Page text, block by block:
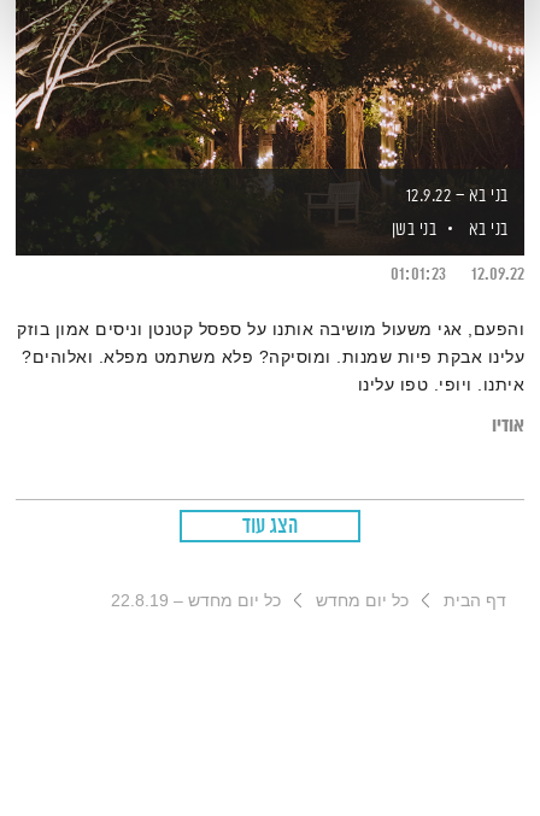
בני בא – 12.9.22
בני בא
בני בשן
12.09.22
01:01:23
‎והפעם, אגי משעול מושיבה אותנו על ספסל קטנטן וניסים אמון בוזק
עלינו אבקת פיות שמנות. ומוסיקה? פלא משתמט מפלא. ואלוהים?
איתנו. ויופי. טפו עלינו
אודיו
הצג עוד
דף הבית כל יום מחדש כל יום מחדש – 22.8.19